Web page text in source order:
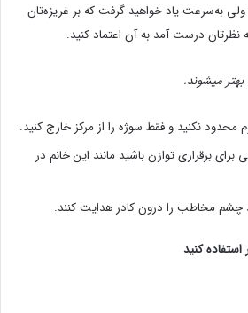
به‌سرعت یاد خواهید گرفت که بر غریزه‌تان
نظرتان درست آمد به آن اعتماد کنید.
میشوند.
محدود نکنید و فقط سوژه را از مرکز خارج کنید.
برقراری توازن باشید مانند این خانم در
چشم مخاطب را درون کادر هدایت کنند.
کنید